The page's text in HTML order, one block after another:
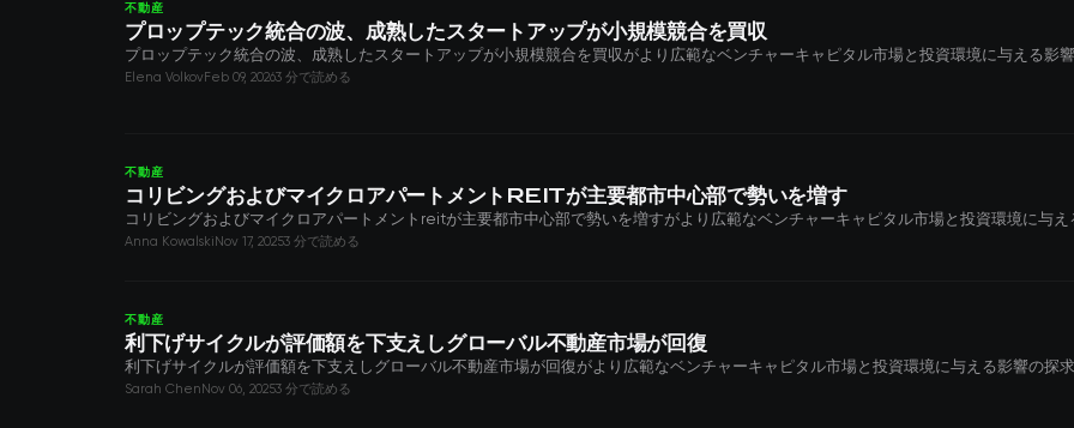
不動産
プロップテック統合の波、成熟したスタートアップが小規模競合を買収
プロップテック統合の波、成熟したスタートアップが小規模競合を買収がより広範なベンチャーキャピタル市場と投資環境に与える影響
Elena VolkovFeb 09, 20263 分で読める
不動産
コリビングおよびマイクロアパートメントREITが主要都市中心部で勢いを増す
コリビングおよびマイクロアパートメントreitが主要都市中心部で勢いを増すがより広範なベンチャーキャピタル市場と投資環境に与え
Anna KowalskiNov 17, 20253 分で読める
不動産
利下げサイクルが評価額を下支えしグローバル不動産市場が回復
利下げサイクルが評価額を下支えしグローバル不動産市場が回復がより広範なベンチャーキャピタル市場と投資環境に与える影響の探求
Sarah ChenNov 06, 20253 分で読める